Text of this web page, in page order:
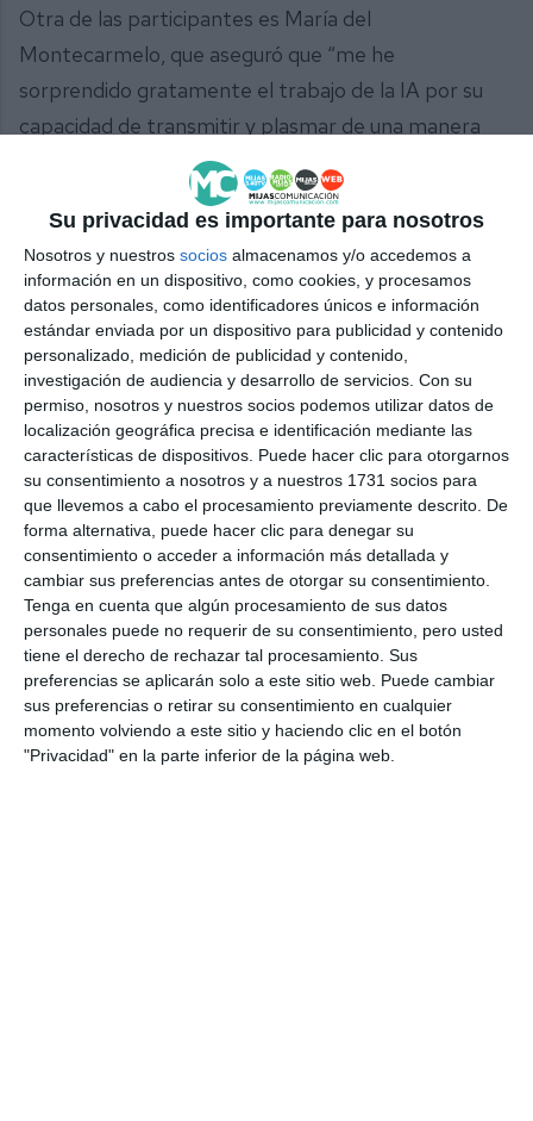
Su privacidad es importante para nosotros
Nosotros y nuestros socios almacenamos y/o accedemos a
información en un dispositivo, como cookies, y procesamos
datos personales, como identificadores únicos e información
estándar enviada por un dispositivo para publicidad y contenido
personalizado, medición de publicidad y contenido,
investigación de audiencia y desarrollo de servicios. Con su
permiso, nosotros y nuestros socios podemos utilizar datos de
localización geográfica precisa e identificación mediante las
características de dispositivos. Puede hacer clic para otorgarnos
su consentimiento a nosotros y a nuestros 1731 socios para
que llevemos a cabo el procesamiento previamente descrito. De
forma alternativa, puede hacer clic para denegar su
consentimiento o acceder a información más detallada y
cambiar sus preferencias antes de otorgar su consentimiento.
Tenga en cuenta que algún procesamiento de sus datos
personales puede no requerir de su consentimiento, pero usted
tiene el derecho de rechazar tal procesamiento. Sus
preferencias se aplicarán solo a este sitio web. Puede cambiar
sus preferencias o retirar su consentimiento en cualquier
momento volviendo a este sitio y haciendo clic en el botón
"Privacidad" en la parte inferior de la página web.
Otra de las participantes es María del
Montecarmelo, que aseguró que “me he
sorprendido gratamente el trabajo de la IA por su
capacidad de transmitir y plasmar de una manera
plástica en imágenes las emociones y sentimientos
que nosotros impregnamos en los poemas”. El
colectivo literario cuenta ya con 80 socios y se
reúne periódicamente en las instalaciones del
teatro.
Comparte esta noticia desde el siguiente enlace:
https://mijascom.com/?a=35632
EXPOSICIÓN IA & POESÍA